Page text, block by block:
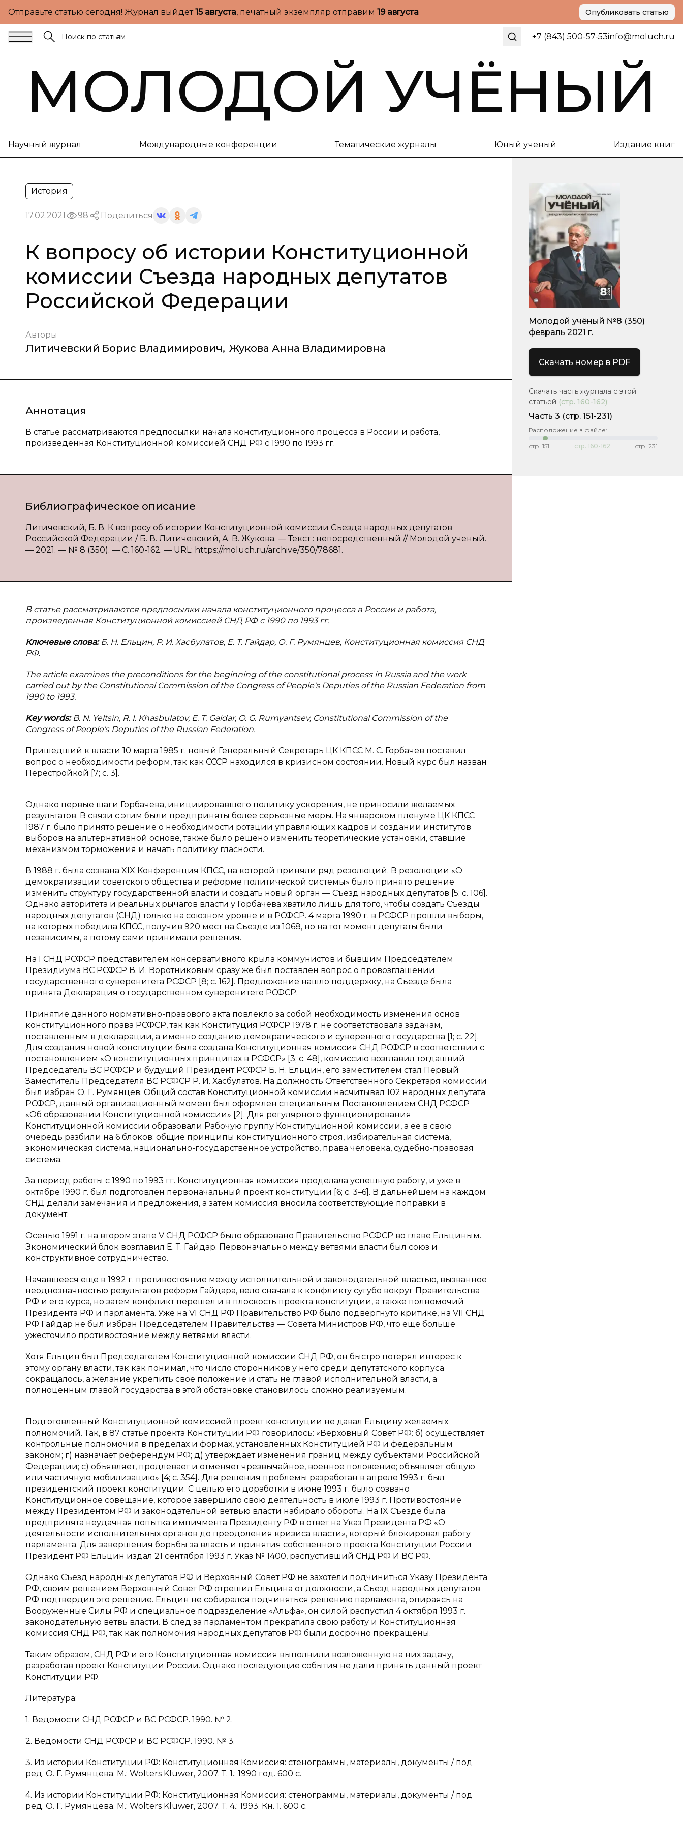
Отправьте статью сегодня! Журнал выйдет15 августа, печатный экземпляр отправим 19 августа Опубликовать статью
+7 (843) 500-57-53info@moluch.ru
МОЛОДОЙ УЧЁНЫЙ
Научный журнал Международные конференции Тематические журналы Юный ученый Издание книг
История
17.02.2021 98 Поделиться
К вопросу об истории Конституционной
комиссии Съезда народных депутатов
Российской Федерации
Авторы
Литичевский Борис Владимирович, Жукова Анна Владимировна
Аннотация
В статье рассматриваются предпосылки начала конституционного процесса в России и работа,
произведенная Конституционной комиссией СНД РФ с 1990 по 1993 гг.
Библиографическое описание
Литичевский, Б. В. К вопросу об истории Конституционной комиссии Съезда народных депутатов
Российской Федерации / Б. В. Литичевский, А. В. Жукова. — Текст : непосредственный // Молодой ученый.
— 2021. — № 8 (350). — С. 160-162. — URL: https://moluch.ru/archive/350/78681.
В статье рассматриваются предпосылки начала конституционного процесса в России и работа,
произведенная Конституционной комиссией СНД РФ с 1990 по 1993 гг.
Ключевые слова: Б. Н. Ельцин, Р. И. Хасбулатов, Е. Т. Гайдар, О. Г. Румянцев, Конституционная комиссия СНД
РФ.
The article examines the preconditions for the beginning of the constitutional process in Russia and the work
carried out by the Constitutional Commission of the Congress of People's Deputies of the Russian Federation from
1990 to 1993.
Key words: B. N. Yeltsin, R. I. Khasbulatov, E. T. Gaidar, O. G. Rumyantsev, Constitutional Commission of the
Congress of People's Deputies of the Russian Federation.
Пришедший к власти 10 марта 1985 г. новый Генеральный Секретарь ЦК КПСС М. С. Горбачев поставил
вопрос о необходимости реформ, так как СССР находился в кризисном состоянии. Новый курс был назван
Перестройкой [7; с. 3].
Однако первые шаги Горбачева, инициировавшего политику ускорения, не приносили желаемых
результатов. В связи с этим были предприняты более серьезные меры. На январском пленуме ЦК КПСС
1987 г. было принято решение о необходимости ротации управляющих кадров и создании институтов
выборов на альтернативной основе, также было решено изменить теоретические установки, ставшие
механизмом торможения и начать политику гласности.
В 1988 г. была созвана XIX Конференция КПСС, на которой приняли ряд резолюций. В резолюции «О
демократизации советского общества и реформе политической системы» было принято решение
изменить структуру государственной власти и создать новый орган — Съезд народных депутатов [5; с. 106].
Однако авторитета и реальных рычагов власти у Горбачева хватило лишь для того, чтобы создать Съезды
народных депутатов (СНД) только на союзном уровне и в РСФСР. 4 марта 1990 г. в РСФСР прошли выборы,
на которых победила КПСС, получив 920 мест на Съезде из 1068, но на тот момент депутаты были
независимы, а потому сами принимали решения.
На I СНД РСФСР представителем консервативного крыла коммунистов и бывшим Председателем
Президиума ВС РСФСР В. И. Воротниковым сразу же был поставлен вопрос о провозглашении
государственного суверенитета РСФСР [8; с. 162]. Предложение нашло поддержку, на Съезде была
принята Декларация о государственном суверенитете РСФСР.
Принятие данного нормативно-правового акта повлекло за собой необходимость изменения основ
конституционного права РСФСР, так как Конституция РСФСР 1978 г. не соответствовала задачам,
поставленным в декларации, а именно созданию демократического и суверенного государства [1; с. 22].
Для создания новой конституции была создана Конституционная комиссия СНД РСФСР в соответствии с
постановлением «О конституционных принципах в РСФСР» [3; с. 48], комиссию возглавил тогдашний
Председатель ВС РСФСР и будущий Президент РСФСР Б. Н. Ельцин, его заместителем стал Первый
Заместитель Председателя ВС РСФСР Р. И. Хасбулатов. На должность Ответственного Секретаря комиссии
был избран О. Г. Румянцев. Общий состав Конституционной комиссии насчитывал 102 народных депутата
РСФСР, данный организационный момент был оформлен специальным Постановлением СНД РСФСР
«Об образовании Конституционной комиссии» [2]. Для регулярного функционирования
Конституционной комиссии образовали Рабочую группу Конституционной комиссии, а ее в свою
очередь разбили на 6 блоков: общие принципы конституционного строя, избирательная система,
экономическая система, национально-государственное устройство, права человека, судебно-правовая
система.
За период работы с 1990 по 1993 гг. Конституционная комиссия проделала успешную работу, и уже в
октябре 1990 г. был подготовлен первоначальный проект конституции [6; с. 3–6]. В дальнейшем на каждом
СНД делали замечания и предложения, а затем комиссия вносила соответствующие поправки в
документ.
Осенью 1991 г. на втором этапе V СНД РСФСР было образовано Правительство РСФСР во главе Ельциным.
Экономический блок возглавил Е. Т. Гайдар. Первоначально между ветвями власти был союз и
конструктивное сотрудничество.
Начавшееся еще в 1992 г. противостояние между исполнительной и законодательной властью, вызванное
неоднозначностью результатов реформ Гайдара, вело сначала к конфликту сугубо вокруг Правительства
РФ и его курса, но затем конфликт перешел и в плоскость проекта конституции, а также полномочий
Президента РФ и парламента. Уже на VI СНД РФ Правительство РФ было подвергнуто критике, на VII СНД
РФ Гайдар не был избран Председателем Правительства — Совета Министров РФ, что еще больше
ужесточило противостояние между ветвями власти.
Хотя Ельцин был Председателем Конституционной комиссии СНД РФ, он быстро потерял интерес к
этому органу власти, так как понимал, что число сторонников у него среди депутатского корпуса
сокращалось, а желание укрепить свое положение и стать не главой исполнительной власти, а
полноценным главой государства в этой обстановке становилось сложно реализуемым.
Подготовленный Конституционной комиссией проект конституции не давал Ельцину желаемых
полномочий. Так, в 87 статье проекта Конституции РФ говорилось: «Верховный Совет РФ: б) осуществляет
контрольные полномочия в пределах и формах, установленных Конституцией РФ и федеральным
законом; г) назначает референдум РФ; д) утверждает изменения границ между субъектами Российской
Федерации; с) объявляет, продлевает и отменяет чрезвычайное, военное положение; объявляет общую
или частичную мобилизацию» [4; с. 354]. Для решения проблемы разработан в апреле 1993 г. был
президентский проект конституции. С целью его доработки в июне 1993 г. было созвано
Конституционное совещание, которое завершило свою деятельность в июле 1993 г. Противостояние
между Президентом РФ и законодательной ветвью власти набирало обороты. На IX Съезде была
предпринята неудачная попытка импичмента Президенту РФ в ответ на Указ Президента РФ «О
деятельности исполнительных органов до преодоления кризиса власти», который блокировал работу
парламента. Для завершения борьбы за власть и принятия собственного проекта Конституции России
Президент РФ Ельцин издал 21 сентября 1993 г. Указ № 1400, распустивший СНД РФ И ВС РФ.
Однако Съезд народных депутатов РФ и Верховный Совет РФ не захотели подчиниться Указу Президента
РФ, своим решением Верховный Совет РФ отрешил Ельцина от должности, а Съезд народных депутатов
РФ подтвердил это решение. Ельцин не собирался подчиняться решению парламента, опираясь на
Вооруженные Силы РФ и специальное подразделение «Альфа», он силой распустил 4 октября 1993 г.
законодательную ветвь власти. В след за парламентом прекратила свою работу и Конституционная
комиссия СНД РФ, так как полномочия народных депутатов РФ были досрочно прекращены.
Таким образом, СНД РФ и его Конституционная комиссия выполнили возложенную на них задачу,
разработав проект Конституции России. Однако последующие события не дали принять данный проект
Конституции РФ.
Литература:
1. Ведомости СНД РСФСР и ВС РСФСР. 1990. № 2.
2. Ведомости СНД РСФСР и ВС РСФСР. 1990. № 3.
3. Из истории Конституции РФ: Конституционная Комиссия: стенограммы, материалы, документы / под
ред. О. Г. Румянцева. М.: Wolters Kluwer, 2007. Т. 1.: 1990 год. 600 с.
4. Из истории Конституции РФ: Конституционная Комиссия: стенограммы, материалы, документы / под
ред. О. Г. Румянцева. М.: Wolters Kluwer, 2007. Т. 4.: 1993. Кн. 1. 600 с.
Молодой учёный №8 (350)
февраль 2021 г.
Скачать номер в PDF
Скачать часть журнала с этой
статьей (стр. 160-162):
Часть 3 (стр. 151-231)
Расположение в файле:
стр. 151 стр. 160-162 стр. 231